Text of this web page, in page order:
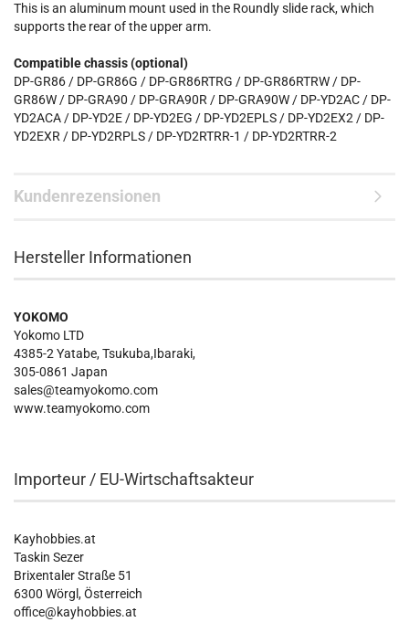
This is an aluminum mount used in the Roundly slide rack, which
supports the rear of the upper arm.
Compatible chassis (optional)
DP-GR86 / DP-GR86G / DP-GR86RTRG / DP-GR86RTRW / DP-
GR86W / DP-GRA90 / DP-GRA90R / DP-GRA90W / DP-YD2AC / DP-
YD2ACA / DP-YD2E / DP-YD2EG / DP-YD2EPLS / DP-YD2EX2 / DP-
YD2EXR / DP-YD2RPLS / DP-YD2RTRR-1 / DP-YD2RTRR-2
Kundenrezensionen
Hersteller Informationen
YOKOMO
Yokomo LTD
4385-2 Yatabe, Tsukuba,Ibaraki,
305-0861 Japan
sales@teamyokomo.com
www.teamyokomo.com
Importeur / EU-Wirtschaftsakteur
Kayhobbies.at
Taskin Sezer
Brixentaler Straße 51
6300 Wörgl, Österreich
office@kayhobbies.at